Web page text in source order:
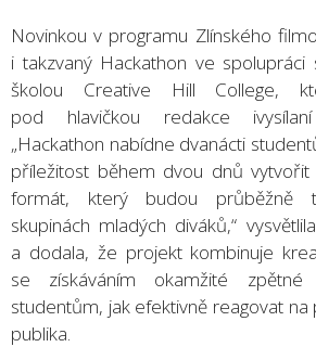
Novinkou v programu Zlínského
i takzvaný Hackathon ve
školou Creative Hill College,
pod hlavičkou redakce
„Hackathon nabídne dvanácti
příležitost během dvou dnů vytvořit
formát, který budou průběžně
skupinách mladých diváků,“
a dodala, že projekt kombinuje
se získáváním okamžité
studentům, jak efektivně reagovat
publika.